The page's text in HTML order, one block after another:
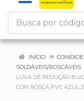
INÍCIO
SOLDÁVEIS/ROSCÁVEIS
LUVA DE REDUÇÃO
COM ROSCA PVC AZUL